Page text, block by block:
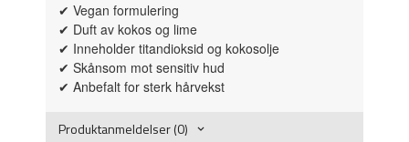
✔ Vegan formulering
✔ Duft av kokos og lime
✔ Inneholder titandioksid og kokosolje
✔ Skånsom mot sensitiv hud
✔ Anbefalt for sterk hårvekst
Produktanmeldelser (0)